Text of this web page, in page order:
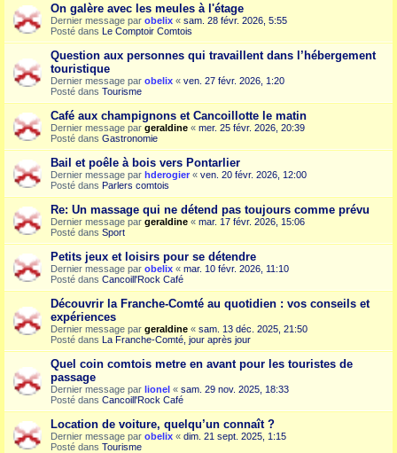
On galère avec les meules à l'étage
Dernier message par obelix « sam. 28 févr. 2026, 5:55
Posté dans Le Comptoir Comtois
Question aux personnes qui travaillent dans l’hébergement
touristique
Dernier message par obelix « ven. 27 févr. 2026, 1:20
Posté dans Tourisme
Café aux champignons et Cancoillotte le matin
Dernier message par geraldine « mer. 25 févr. 2026, 20:39
Posté dans Gastronomie
Bail et poêle à bois vers Pontarlier
Dernier message par hderogier « ven. 20 févr. 2026, 12:00
Posté dans Parlers comtois
Re: Un massage qui ne détend pas toujours comme prévu
Dernier message par geraldine « mar. 17 févr. 2026, 15:06
Posté dans Sport
Petits jeux et loisirs pour se détendre
Dernier message par obelix « mar. 10 févr. 2026, 11:10
Posté dans Cancoill'Rock Café
Découvrir la Franche-Comté au quotidien : vos conseils et
expériences
Dernier message par geraldine « sam. 13 déc. 2025, 21:50
Posté dans La Franche-Comté, jour après jour
Quel coin comtois metre en avant pour les touristes de
passage
Dernier message par lionel « sam. 29 nov. 2025, 18:33
Posté dans Cancoill'Rock Café
Location de voiture, quelqu’un connaît ?
Dernier message par obelix « dim. 21 sept. 2025, 1:15
Posté dans Tourisme